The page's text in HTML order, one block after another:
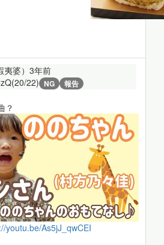
婆） 3年前
22) NG 報告
？
youtu.be/As5jJ_qwCEI